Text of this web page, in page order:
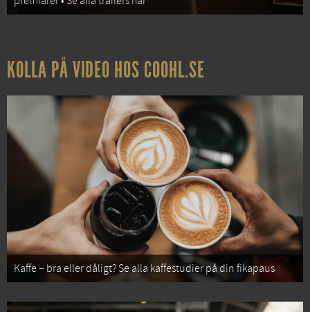
KOLLA PÅ VIDEO HOS COOHL.SE
Kaffe – bra eller dåligt? Se alla kaffestudier på din fikapaus